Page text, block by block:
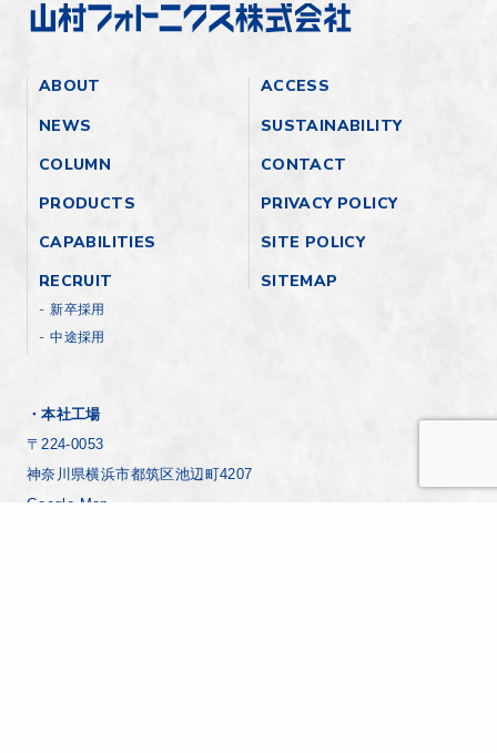
・本社工場
〒224-0053
神奈川県横浜市都筑区池辺町4207
Google Map
ABOUT
NEWS
COLUMN
PRODUCTS
CAPABILITIES
RECRUIT
新卒採用
中途採用
ACCESS
SUSTAINABILITY
CONTACT
PRIVACY POLICY
SITE POLICY
SITEMAP